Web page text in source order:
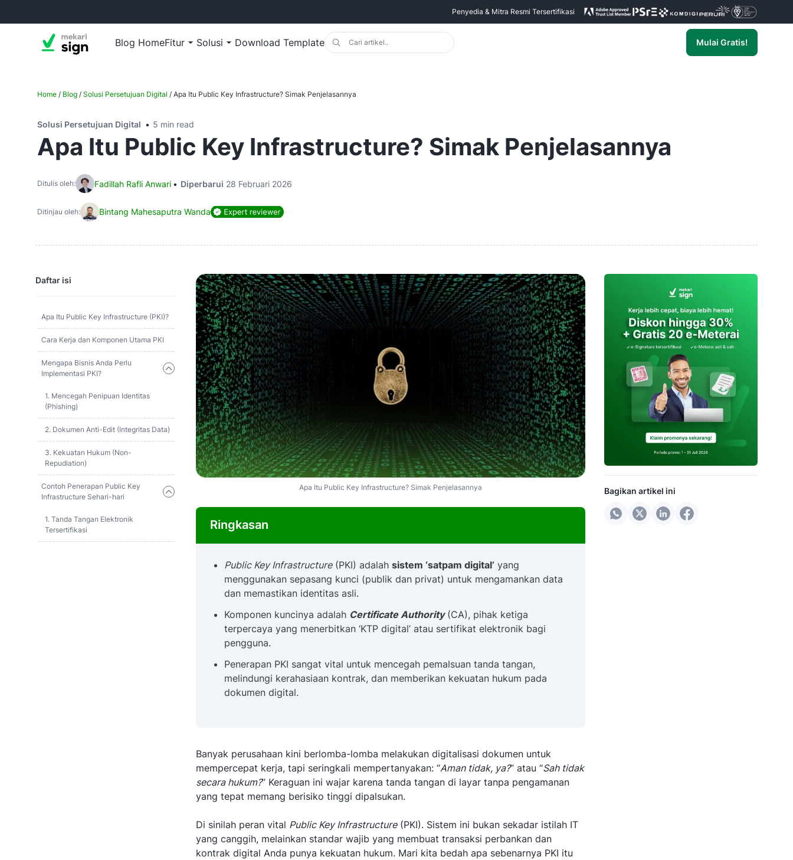
Penyedia & Mitra Resmi Tersertifikasi
Blog HomeFitur Solusi Download Template Mulai Gratis!
Home / Blog / Solusi Persetujuan Digital / Apa Itu Public Key Infrastructure? Simak Penjelasannya
Solusi Persetujuan Digital 5 min read
Apa Itu Public Key Infrastructure? Simak Penjelasannya
Ditulis oleh: Fadillah Rafli Anwari Diperbarui 28 Februari 2026
Ditinjau oleh: Bintang Mahesaputra Wanda
Daftar isi
Apa Itu Public Key Infrastructure (PKI)?
Cara Kerja dan Komponen Utama PKI
Mengapa Bisnis Anda Perlu
Implementasi PKI?
1. Mencegah Penipuan Identitas
(Phishing)
2. Dokumen Anti-Edit (Integritas Data)
3. Kekuatan Hukum (Non-
Repudiation)
Contoh Penerapan Public Key
Infrastructure Sehari-hari
1. Tanda Tangan Elektronik
Tersertifikasi
Apa Itu Public Key Infrastructure? Simak Penjelasannya
Ringkasan
Public Key Infrastructure(PKI) adalah sistem ‘satpam digital’ yang
menggunakan sepasang kunci (publik dan privat) untuk mengamankan data
dan memastikan identitas asli.
Komponen kuncinya adalah Certificate Authority(CA), pihak ketiga
terpercaya yang menerbitkan ‘KTP digital’ atau sertifikat elektronik bagi
pengguna.
Penerapan PKI sangat vital untuk mencegah pemalsuan tanda tangan,
melindungi kerahasiaan kontrak, dan memberikan kekuatan hukum pada
dokumen digital.
Banyak perusahaan kini berlomba-lomba melakukan digitalisasi dokumen untuk
mempercepat kerja, tapi seringkali mempertanyakan: “Aman tidak, ya?” atau “Sah tidak
secara hukum?” Keraguan ini wajar karena tanda tangan di layar tanpa pengamanan
yang tepat memang berisiko tinggi dipalsukan.
Di sinilah peran vital Public Key Infrastructure(PKI). Sistem ini bukan sekadar istilah IT
yang canggih, melainkan standar wajib yang membuat transaksi perbankan dan
kontrak digital Anda punya kekuatan hukum. Mari kita bedah apa sebenarnya PKI itu
Bagikan artikel ini